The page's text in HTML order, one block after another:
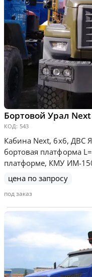
Бортовой Урал
КОД: 543
Кабина Next, 6х6, ДВС
бортовая платформа
платформе, КМУ ИМ-
цена по запросу
под заказ